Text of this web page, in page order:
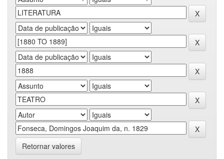
Retornar valores